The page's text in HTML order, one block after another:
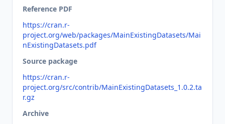
Reference PDF
https://cran.r-
project.org/web/packages/MainExistingDatasets/Mai
nExistingDatasets.pdf
Source package
https://cran.r-
project.org/src/contrib/MainExistingDatasets_1.0.2.ta
r.gz
Archive